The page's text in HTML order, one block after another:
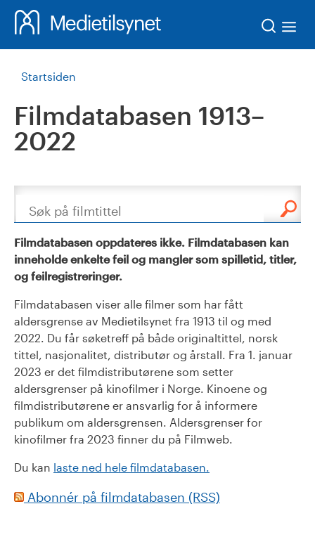
Startsiden
Filmdatabasen 1913–
2022
Søk
Filmdatabasen oppdateres ikke. Filmdatabasen kan
inneholde enkelte feil og mangler som spilletid, titler,
og feilregistreringer.
Filmdatabasen viser alle filmer som har fått
aldersgrense av Medietilsynet fra 1913 til og med
2022. Du får søketreff på både originaltittel, norsk
tittel, nasjonalitet, distributør og årstall. Fra 1. januar
2023 er det filmdistributørene som setter
aldersgrenser på kinofilmer i Norge. Kinoene og
filmdistributørene er ansvarlig for å informere
publikum om aldersgrensen. Aldersgrenser for
kinofilmer fra 2023 finner du på Filmweb.
Du kan laste ned hele filmdatabasen.
Abonnér på filmdatabasen (RSS)